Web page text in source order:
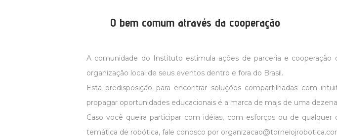
A comunidade do Instituto estimula ações de parceria e cooperação
organização local de seus eventos dentro e fora do Brasil.
Esta predisposição para encontrar soluções compartilhadas com
propagar oportunidades educacionais é a marca de majs de uma
Caso você queira participar com idéias, com esforços ou de
temática de robótica, fale conosco por
O bem comum através da cooperação